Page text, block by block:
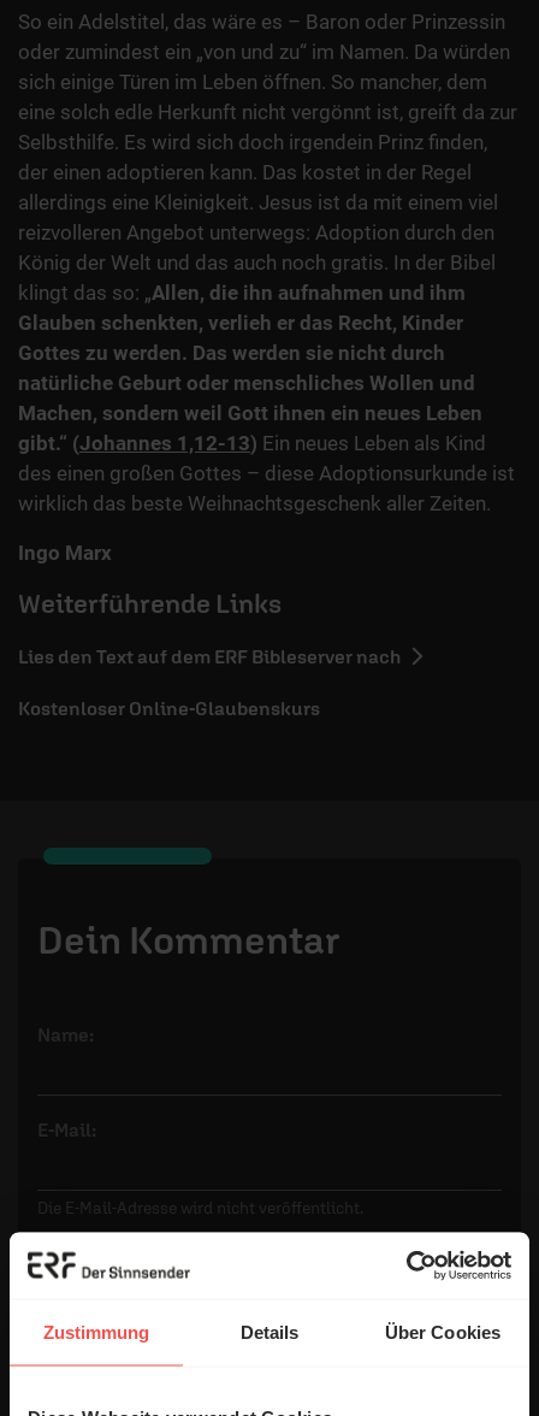
Zustimmung Details Über Cookies
So ein Adelstitel, das wäre es – Baron oder Prinzessin
oder zumindest ein „von und zu“ im Namen. Da würden
sich einige Türen im Leben öffnen. So mancher, dem
eine solch edle Herkunft nicht vergönnt ist, greift da zur
Selbsthilfe. Es wird sich doch irgendein Prinz finden,
der einen adoptieren kann. Das kostet in der Regel
allerdings eine Kleinigkeit. Jesus ist da mit einem viel
reizvolleren Angebot unterwegs: Adoption durch den
König der Welt und das auch noch gratis. In der Bibel
klingt das so: „Allen, die ihn aufnahmen und ihm
Glauben schenkten, verlieh er das Recht, Kinder
Gottes zu werden. Das werden sie nicht durch
natürliche Geburt oder menschliches Wollen und
Machen, sondern weil Gott ihnen ein neues Leben
gibt.“ (Johannes 1,12-13) Ein neues Leben als Kind
des einen großen Gottes – diese Adoptionsurkunde ist
wirklich das beste Weihnachtsgeschenk aller Zeiten.
Ingo Marx
Weiterführende Links
Lies den Text auf dem ERF Bibleserver nach
Kostenloser Online-Glaubenskurs
Dein Kommentar
Name:
E-Mail:
Die E-Mail-Adresse wird nicht veröffentlicht.
Kommentar: